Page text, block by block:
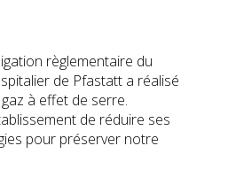
règlementaire du
de Pfastatt a réalisé
à effet de serre.
de réduire ses
pour préserver notre